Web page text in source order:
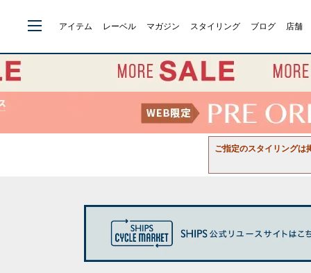
アイテム レーベル マガジン スタイリング ブログ 店舗
ご指定のスタイリングは